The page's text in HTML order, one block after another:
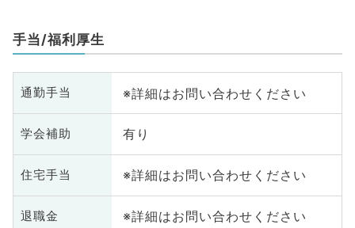
手当/福利厚生
通勤手当 ※詳細はお問い合わせください
学会補助 有り
住宅手当 ※詳細はお問い合わせください
退職金 ※詳細はお問い合わせください